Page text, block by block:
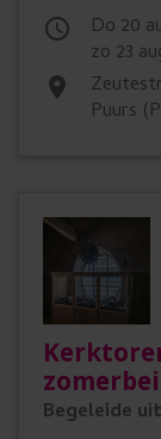

do 20 augustus 2026, vr 21 augustus 2026,
zo 23
place
zeutestraat 3, ZEUTESTRAAT 3 , 2870
Puurs
Begeleide